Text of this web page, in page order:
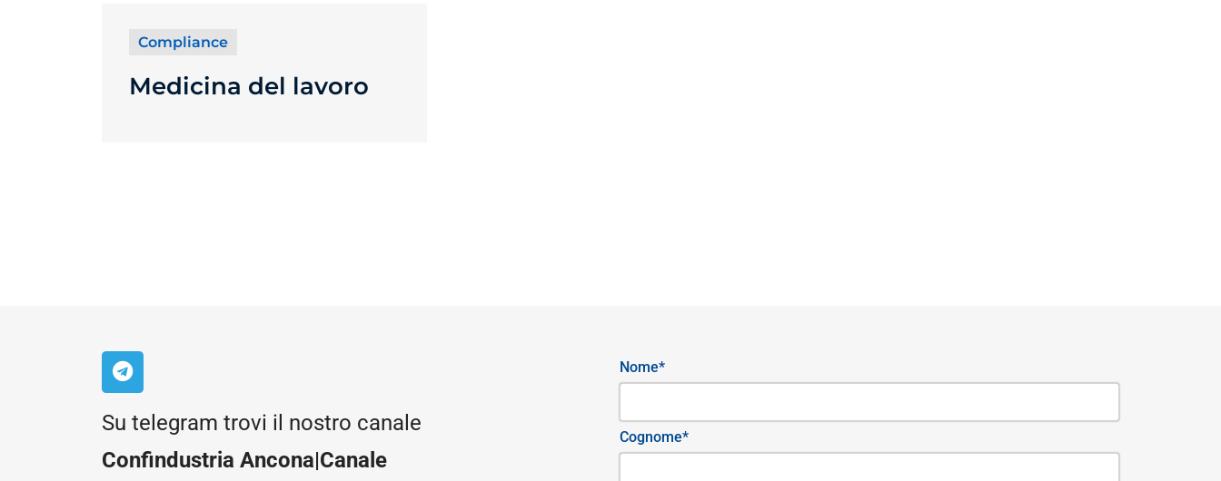
Compliance
Medicina del lavoro
Su telegram trovi il nostro canale
Confindustria Ancona|Canale
Nome*
Cognome*